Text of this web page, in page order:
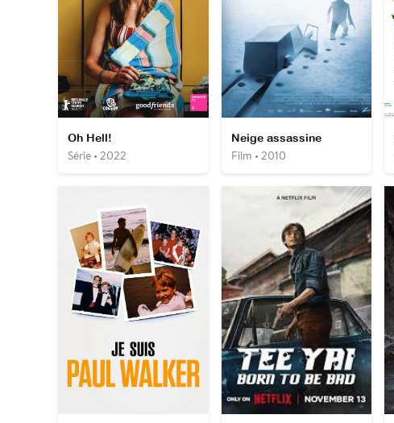
Oh Hell!
Série • 2022
Neige assassine
Film • 2010